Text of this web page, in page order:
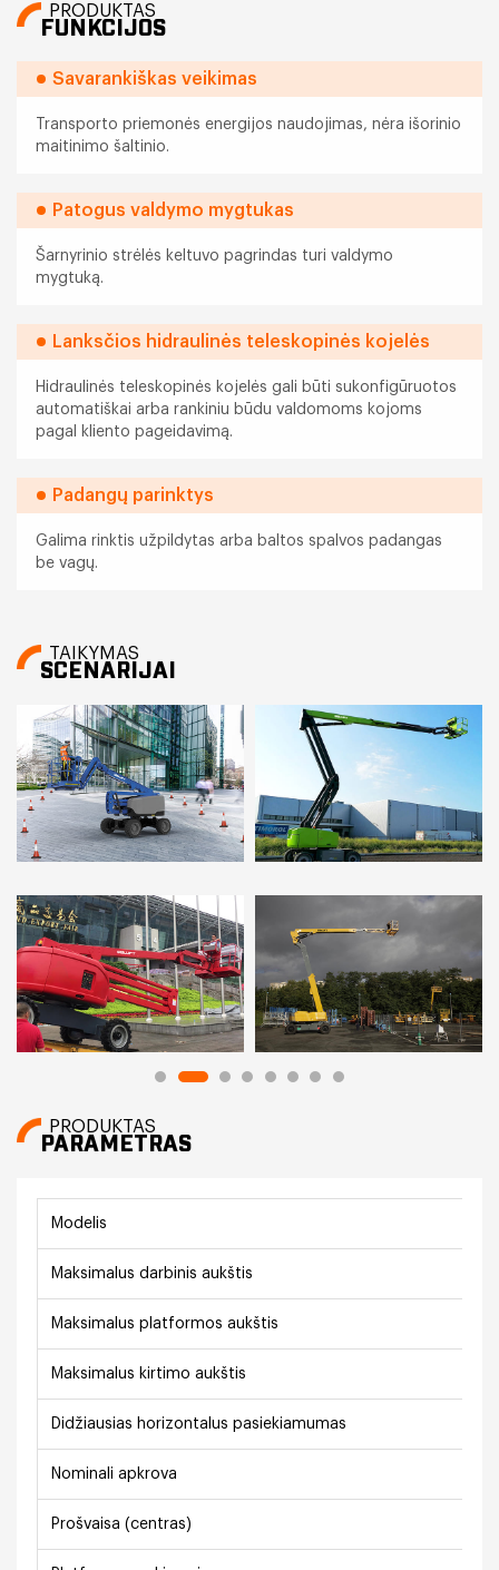
PRODUKTAS
FUNKCIJOS
Savarankiškas veikimas
Transporto priemonės energijos naudojimas, nėra išorinio
maitinimo šaltinio.
Patogus valdymo mygtukas
Šarnyrinio strėlės keltuvo pagrindas turi valdymo
mygtuką.
Lanksčios hidraulinės teleskopinės kojelės
Hidraulinės teleskopinės kojelės gali būti sukonfigūruotos
automatiškai arba rankiniu būdu valdomoms kojoms
pagal kliento pageidavimą.
Padangų parinktys
Galima rinktis užpildytas arba baltos spalvos padangas
be vagų.
TAIKYMAS
SCENARIJAI
PRODUKTAS
PARAMETRAS
Modelis
Maksimalus darbinis aukštis
Maksimalus platformos aukštis
Maksimalus kirtimo aukštis
Didžiausias horizontalus pasiekiamumas
Nominali apkrova
Prošvaisa (centras)